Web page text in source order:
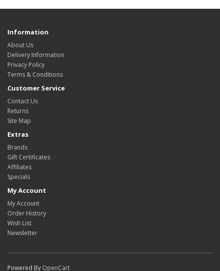
Information
About Us
Delivery Information
Privacy Policy
Terms & Conditions
Customer Service
Contact Us
Returns
Site Map
Extras
Brands
Gift Certificates
Affiliates
Specials
My Account
My Account
Order History
Wish List
Newsletter
Powered By OpenCart